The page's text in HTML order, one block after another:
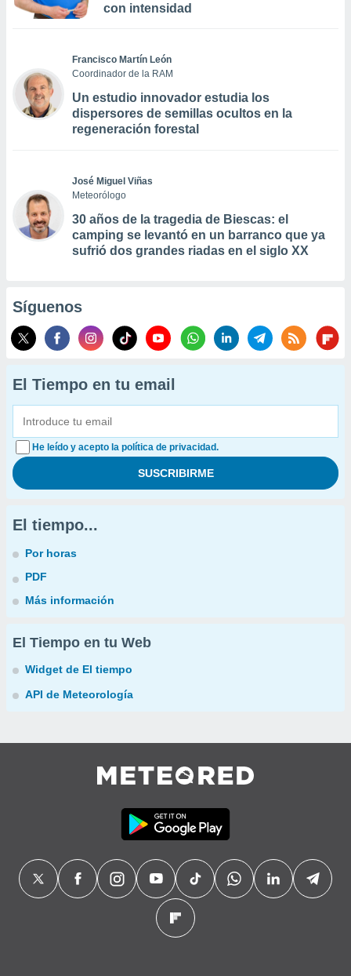
con intensidad
Francisco Martín León
Coordinador de la RAM
Un estudio innovador estudia los
dispersores de semillas ocultos en la
regeneración forestal
José Miguel Viñas
Meteorólogo
30 años de la tragedia de Biescas: el
camping se levantó en un barranco que ya
sufrió dos grandes riadas en el siglo XX
Síguenos
El Tiempo en tu email
He leído y acepto la política de privacidad.
El tiempo...
Por horas
PDF
Más información
El Tiempo en tu Web
Widget de El tiempo
API de Meteorología